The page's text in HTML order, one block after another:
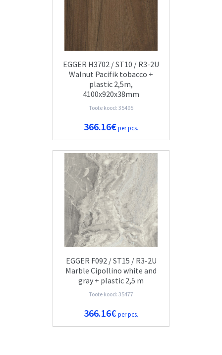
EGGER H3702 / ST10 / R3-2U
Walnut Pacifik tobacco +
plastic 2,5m,
4100x920x38mm
Toote kood: 35495
366.16€per pcs.
EGGER F092 / ST15 / R3-2U
Marble Cipollino white and
gray + plastic 2,5 m
Toote kood: 35477
366.16€per pcs.